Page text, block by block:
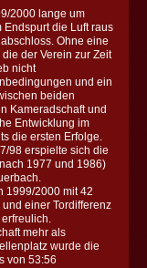
2000 lange um
die Luft raus
Ohne eine
der Verein zur Zeit
nicht
und ein
beiden
Kameradschaft und
Entwicklung im
die ersten Erfolge.
98 erspielte sich die
1977 und 1986)
1999/2000 mit 42
einer Tordifferenz
mehr als
wurde die
von 53:56